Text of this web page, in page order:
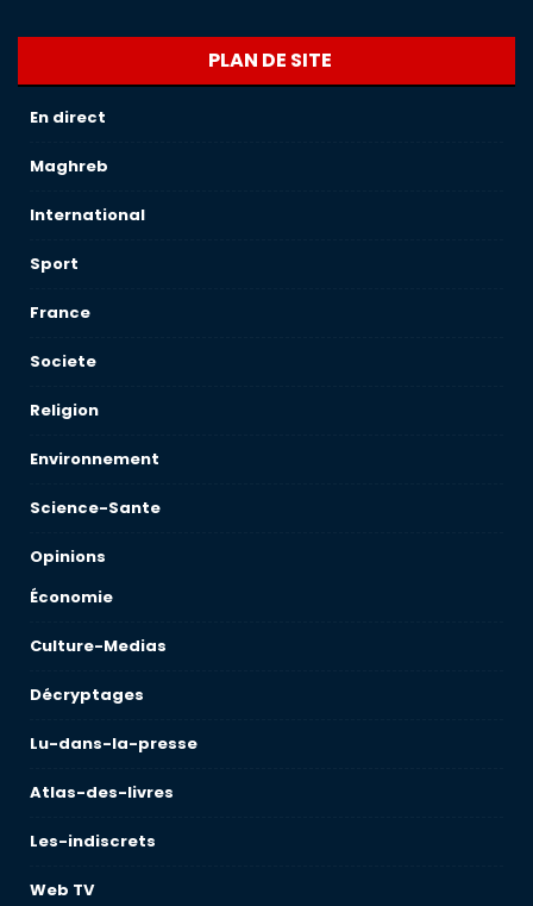
PLAN DE SITE
En direct
Maghreb
International
Sport
France
Societe
Religion
Environnement
Science-Sante
Opinions
Économie
Culture-Medias
Décryptages
Lu-dans-la-presse
Atlas-des-livres
Les-indiscrets
Web TV